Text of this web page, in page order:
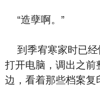
“造孽啊。”
到季宥寒家时已经
打开电脑，调出之前
边，看着那些档案复